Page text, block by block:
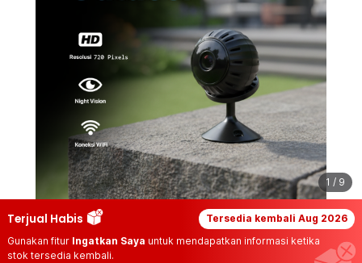
1 / 9
Terjual Habis Tersedia kembali Aug 2026
Gunakan fitur Ingatkan Saya untuk mendapatkan informasi ketika
stok tersedia kembali.